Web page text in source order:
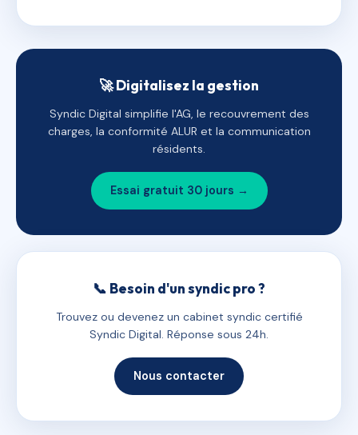
🚀 Digitalisez la gestion
Syndic Digital simplifie l'AG, le recouvrement des
charges, la conformité ALUR et la communication
résidents.
Essai gratuit 30 jours →
📞 Besoin d'un syndic pro ?
Trouvez ou devenez un cabinet syndic certifié
Syndic Digital. Réponse sous 24h.
Nous contacter